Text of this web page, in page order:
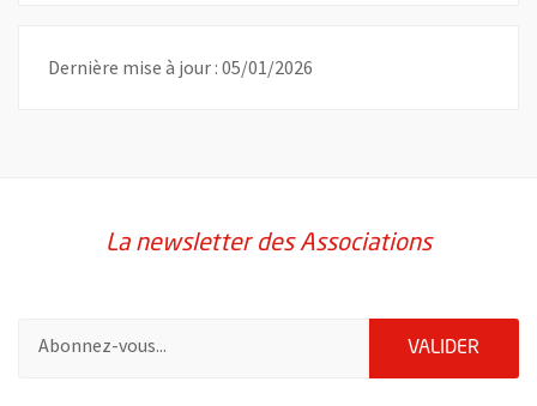
Dernière mise à jour : 05/01/2026
La newsletter des Associations
VALIDER